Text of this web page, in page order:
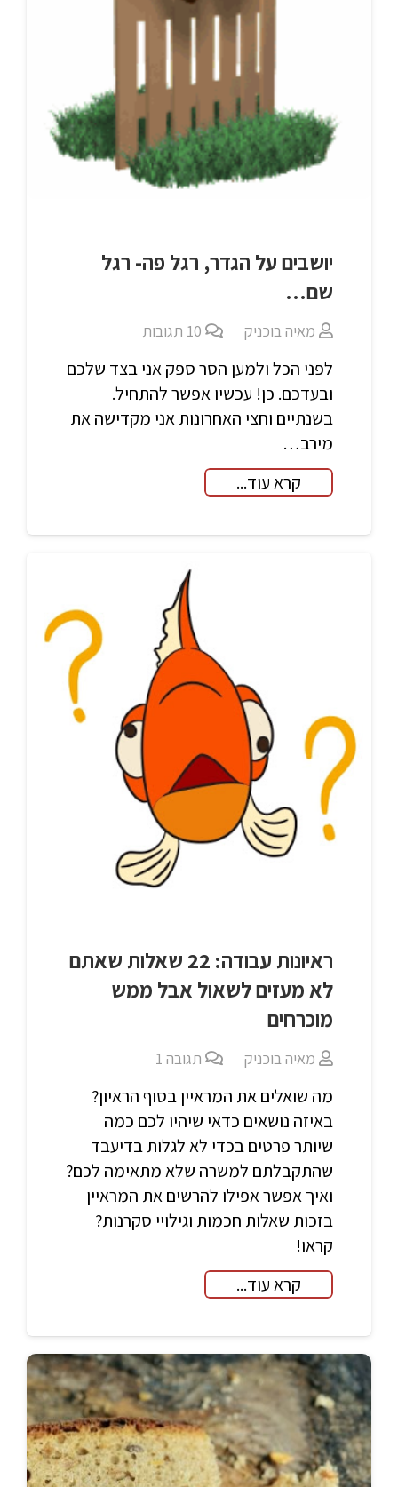
יושבים על הגדר, רגל פה- רגל
שם…
מאיה בוכניק 10 תגובות
לפני הכל ולמען הסר ספק אני בצד שלכם
ובעדכם. כן! עכשיו אפשר להתחיל.
בשנתיים וחצי האחרונות אני מקדישה את
מירב…
קרא עוד...
ראיונות עבודה: 22 שאלות שאתם
לא מעזים לשאול אבל ממש
מוכרחים
מאיה בוכניק תגובה1
מה שואלים את המראיין בסוף הראיון?
באיזה נושאים כדאי שיהיו לכם כמה
שיותר פרטים בכדי לא לגלות בדיעבד
שהתקבלתם למשרה שלא מתאימה לכם?
ואיך אפשר אפילו להרשים את המראיין
בזכות שאלות חכמות וגילויי סקרנות?
קראו!
קרא עוד...